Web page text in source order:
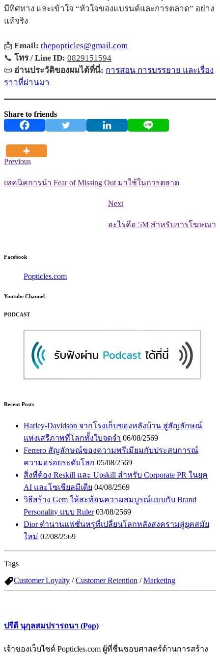
มีทิศทาง และเข้าใจ “หัวใจของแบรนด์และการตลาด” อย่าง
แท้จริง
📩 Email: thepopticles@gmail.com
📞 โทร / Line ID: 0829151594
📜 อ่านประวัติของผมได้ที่นี่: การสอน การบรรยาย และเรื่อง
ราวที่ผ่านมา
Share to friends
Previous
เทคนิคการนำ Fear of Missing Out มาใช้ในการตลาด
Next
อะไรคือ 5M สำหรับการโฆษณา
Facebook
Popticles.com
Youtube Channel
PODCAST
Recent Posts
Harley-Davidson จากโรงเก็บของหลังบ้าน สู่สัญลักษณ์
แห่งเสรีภาพที่โลกทั้งใบจดจำ 06/08/2569
Ferrero สัญลักษณ์ของความพรีเมียมกับประสบการณ์
ความอร่อยระดับโลก 05/08/2569
สิ่งที่ต้อง Reskill และ Upskill สำหรับ Corporate PR ในยุค
AI และโซเชียลมีเดีย 04/08/2569
วิธีสร้าง Gem ให้สะท้อนความสมบูรณ์แบบกับ Brand
Personality แบบ Ruler 03/08/2569
Dior ตำนานแฟชั่นหรูที่เปลี่ยนโลกหลังสงครามสู่ยุคสมัย
ใหม่ 02/08/2569
Tags
Customer Loyalty /Customer Retention /Marketing
ปรีดี นุกุลสมปรารถนา (Pop)
เจ้าของเว็บไซต์ Popticles.com ผู้ที่ชื่นชอบศาสตร์ด้านการสร้าง